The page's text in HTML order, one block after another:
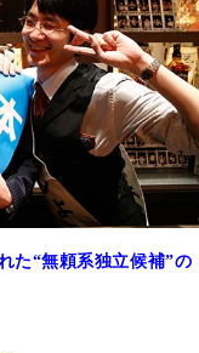
た“無頼系独立候補”の